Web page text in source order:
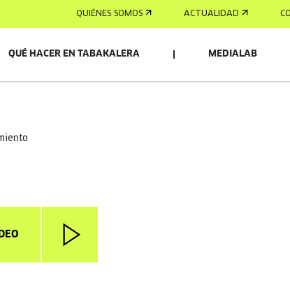
QUIÉNES SOMOS ACTUALIDAD
QUÉ HACER EN TABAKALERA MEDIALAB